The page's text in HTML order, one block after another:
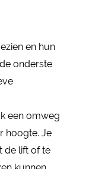
en hun
onderste
een omweg
hoogte. Je
de lift of te